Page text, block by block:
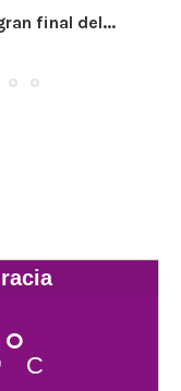
final del...
C